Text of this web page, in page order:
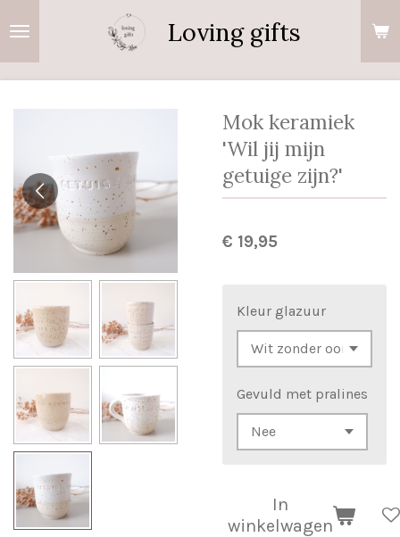
Loving gifts
Mok keramiek
'Wil jij mijn
getuige zijn?'
€ 19,95
Kleur glazuur
Gevuld met pralines
In
winkelwagen